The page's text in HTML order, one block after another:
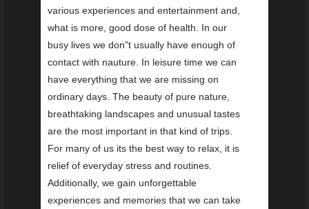
various experiences and entertainment and,
what is more, good dose of health. In our
busy lives we don"t usually have enough of
contact with nauture. In leisure time we can
have everything that we are missing on
ordinary days. The beauty of pure nature,
breathtaking landscapes and unusual tastes
are the most important in that kind of trips.
For many of us its the best way to relax, it is
relief of everyday stress and routines.
Additionally, we gain unforgettable
experiences and memories that we can take